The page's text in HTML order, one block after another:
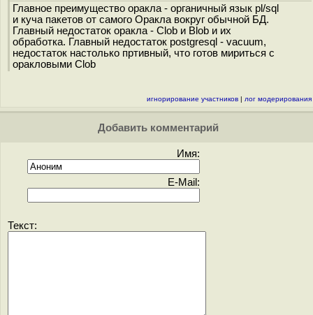
Главное преимущество оракла - органичный язык pl/sql
и куча пакетов от самого Оракла вокруг обычной БД.
Главный недостаток оракла - Clob и Blob и их
обработка. Главный недостаток postgresql - vacuum,
недостаток настолько пртивный, что готов мириться с
оракловыми Clob
игнорирование участников | лог модерирования
Добавить комментарий
Имя:
E-Mail:
Текст: